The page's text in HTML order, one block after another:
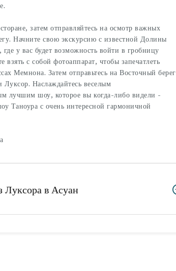
затем отправляйтесь на осмотр важных
Начните свою экскурсию с известной Долины
у вас будет возможность войти в гробницу
взять с собой фотоаппарат, чтобы запечатлеть
Мемнона. Затем отправьтесь на Восточный берег
Наслаждайтесь веселым
лучшим шоу, которое вы когда-либо видели -
Таноура с очень интересной гармоничной
Луксора в Асуан